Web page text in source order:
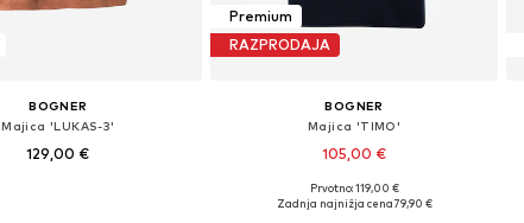
BOGNER
Majica 'LUKAS-3'
129,00 €
Premium
RAZPRODAJA
BOGNER
Majica 'TIMO'
105,00 €
+1
Razpoložljive velikosti: S, M, L, XL, XXL
Prvotno: 119,00 €
Zadnja najnižja cena79,90 €